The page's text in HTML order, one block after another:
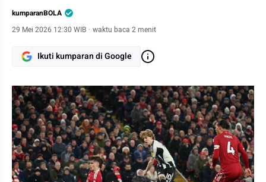
kumparanBOLA
29 Mei 2026 12:30 WIB · waktu baca 2 menit
Ikuti kumparan di Google